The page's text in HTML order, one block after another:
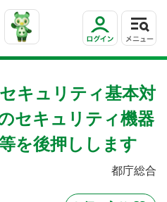
キュリティ基本対
セキュリティ機器
を後押しします
都庁総合